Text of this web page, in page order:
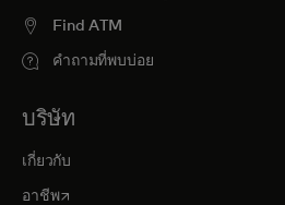
Find ATM
คำถามที่พบบ่อย
บริษัท
เกี่ยวกับ
อาชีพopens in a new tab